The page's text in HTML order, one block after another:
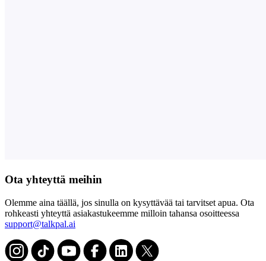
Ota yhteyttä meihin
Olemme aina täällä, jos sinulla on kysyttävää tai tarvitset apua. Ota
rohkeasti yhteyttä asiakastukeemme milloin tahansa osoitteessa
support@talkpal.ai